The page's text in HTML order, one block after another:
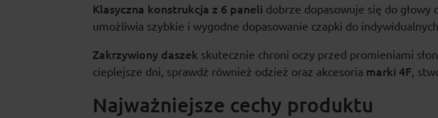
Klasyczna konstrukcja z 6 paneli dobrze dopasowuje się do głowy
umożliwia szybkie i wygodne dopasowanie czapki do
Zakrzywiony daszek skutecznie chroni oczy przed promieniami
cieplejsze dni, sprawdź również odzież oraz akcesoria marki 4F,
Najważniejsze cechy produktu